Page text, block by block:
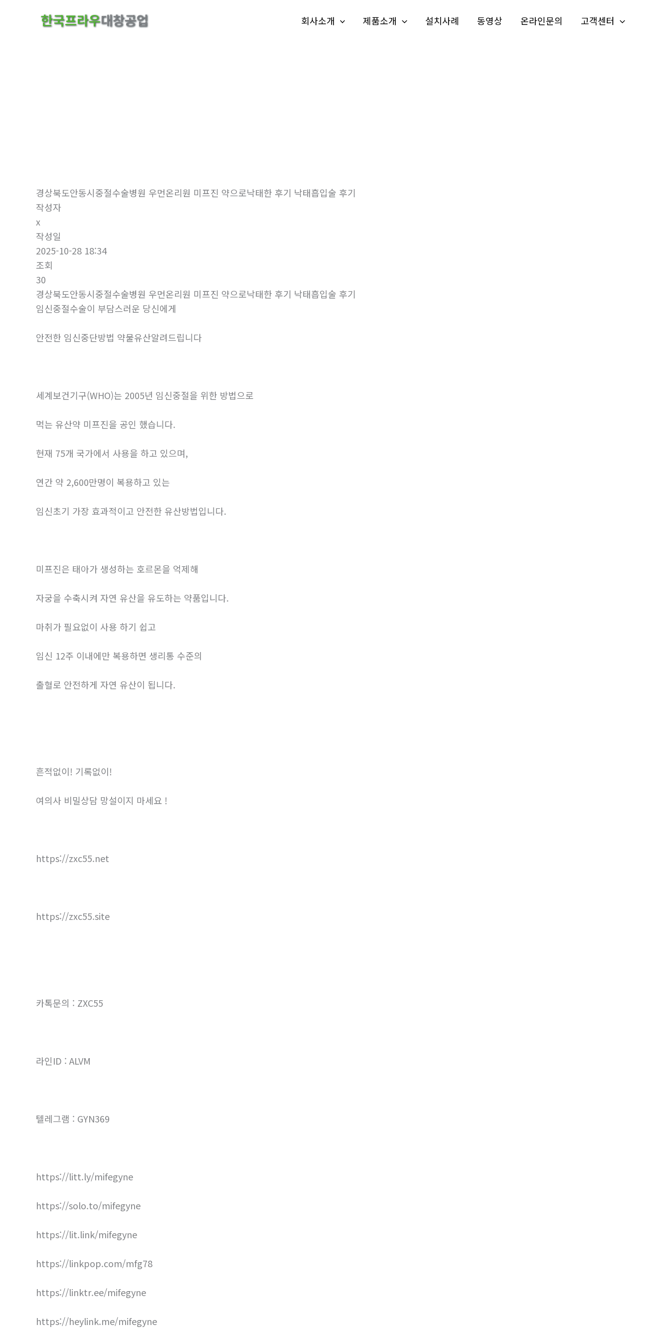
한국프라우대창공업 회사소개 제품소개 설치사례 동영상 온라인문의 고객센터
경상북도안동시중절수술병원 우먼온리원 미프진 약으로낙태한 후기 낙­태흡입술 후기
작성자
x
작성일
2025-10-28 18:34
조회
30
경상북도안동시중절수술병원 우먼온리원 미프진 약으로낙태한 후기 낙­태흡입술 후기
임신중절수술이 부담스러운 당신에게
안전한 임신중단방법 약물유산알려드립니다
세계보건기구(WHO)는 2005년 임신중절을 위한 방법으로
먹는 유산약 미프진을 공인 했습니다.
현재 75개 국가에서 사용을 하고 있으며,
연간 약 2,600만명이 복용하고 있는
임신초기 가장 효과적이고 안전한 유산방법입니다.
미프진은 태아가 생성하는 호르몬을 억제해
자궁을 수축시켜 자연 유산을 유도하는 약품입니다.
마취가 필요없이 사용 하기 쉽고
임신 12주 이내에만 복용하면 생리통 수준의
출혈로 안전하게 자연 유산이 됩니다.
흔적없이! 기록없이!
여의사 비밀상담 망설이지 마세요 !
https://zxc55.net
https://zxc55.site
카톡문의 : ZXC55
라인ID : ALVM
텔레그램 : GYN369
https://litt.ly/mifegyne
https://solo.to/mifegyne
https://lit.link/mifegyne
https://linkpop.com/mfg78
https://linktr.ee/mifegyne
https://heylink.me/mifegyne